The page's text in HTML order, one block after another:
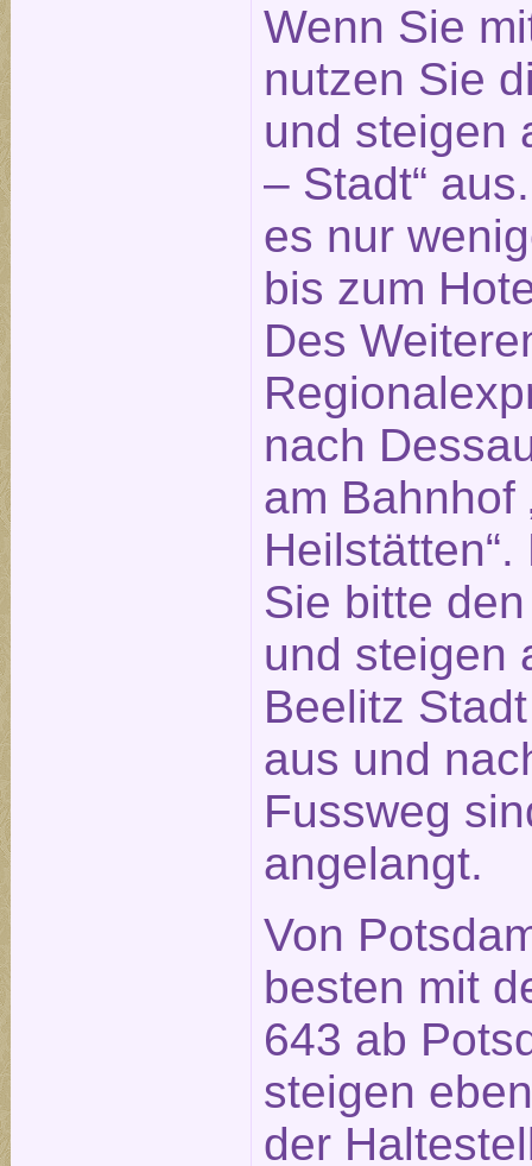
Wenn Sie
nutzen Sie
und steigen
– Stadt“
es nur
bis zum
Des
nach
am Bahnhof
Sie bitte
und steigen
Beelitz
aus und
Fussweg
angelangt.
Von
besten mit
643 ab
steigen
der